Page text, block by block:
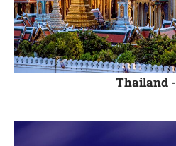
Thailand -